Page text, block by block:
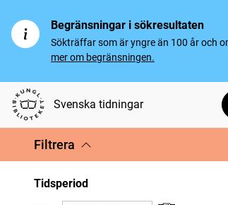
Begränsningar i sökresultaten
Sökträffar som är yngre än 100 år och
mer om begränsningen.
Svenska tidningar
Filtrera
Tidsperiod